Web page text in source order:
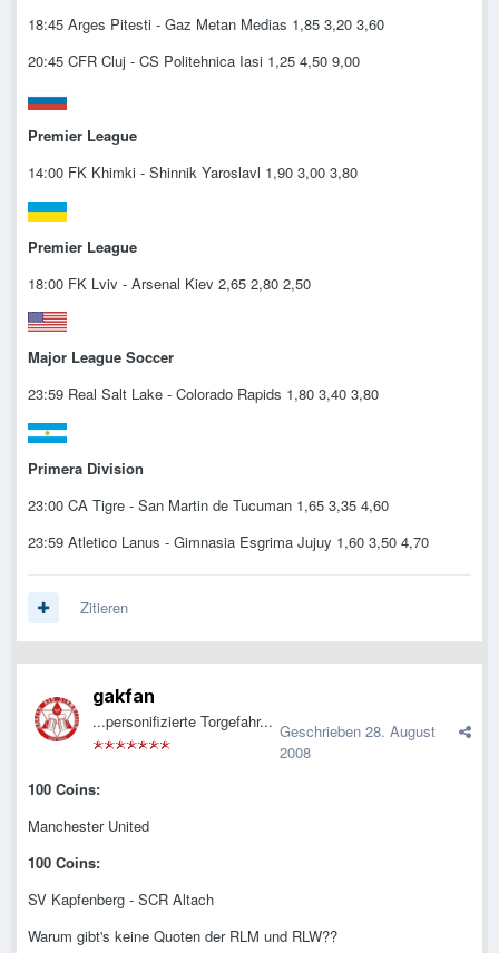
18:45 Arges Pitesti - Gaz Metan Medias 1,85 3,20 3,60
20:45 CFR Cluj - CS Politehnica Iasi 1,25 4,50 9,00
Premier League
14:00 FK Khimki - Shinnik Yaroslavl 1,90 3,00 3,80
Premier League
18:00 FK Lviv - Arsenal Kiev 2,65 2,80 2,50
Major League Soccer
23:59 Real Salt Lake - Colorado Rapids 1,80 3,40 3,80
Primera Division
23:00 CA Tigre - San Martin de Tucuman 1,65 3,35 4,60
23:59 Atletico Lanus - Gimnasia Esgrima Jujuy 1,60 3,50 4,70
Zitieren
gakfan
...personifizierte Torgefahr... Geschrieben 28. August
2008
100 Coins:
Manchester United
100 Coins:
SV Kapfenberg - SCR Altach
Warum gibt's keine Quoten der RLM und RLW??